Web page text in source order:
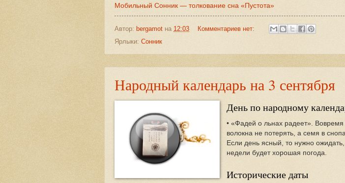
Мобильный Сонник — толкование сна «Пустота»
Автор: bergamot на 12:03
Комментариев нет:
Ярлыки: Сонник
Народный календарь на 3 сентября
День по народному
• «Фадей о льнах радеет».
волокна не потерять, а семя в
Если день ясный, то нужно
недели будет хорошая погода.
Исторические даты